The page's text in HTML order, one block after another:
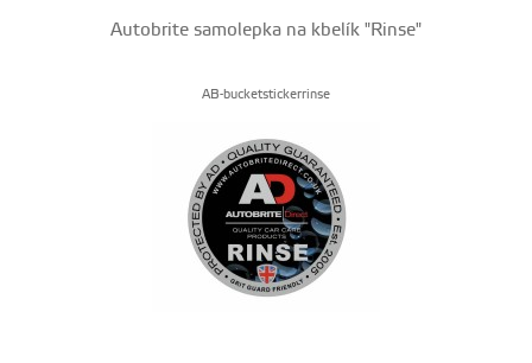
Autobrite samolepka na kbelík "Rinse"
AB-bucketstickerrinse